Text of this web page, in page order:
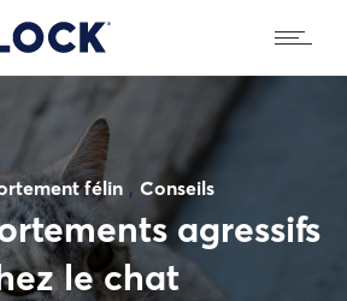
félin , Conseils
agressifs
le chat